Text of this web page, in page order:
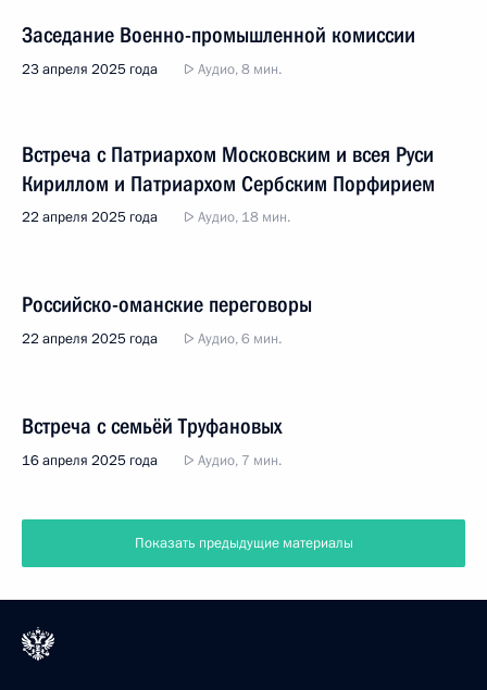
Заседание Военно-промышленной комиссии
23 апреля 2025 года Аудио, 8 мин.
Встреча с Патриархом Московским и всея Руси
Кириллом и Патриархом Сербским Порфирием
22 апреля 2025 года Аудио, 18 мин.
Российско-оманские переговоры
22 апреля 2025 года Аудио, 6 мин.
Встреча с семьёй Труфановых
16 апреля 2025 года Аудио, 7 мин.
Показать предыдущие материалы